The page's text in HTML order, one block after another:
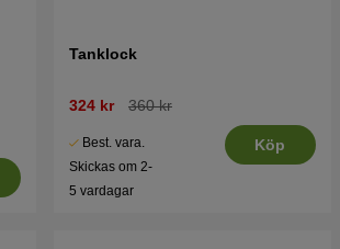
Tanklock
324 kr 360 kr
Best. vara.
Skickas om 2-
5 vardagar
Köp